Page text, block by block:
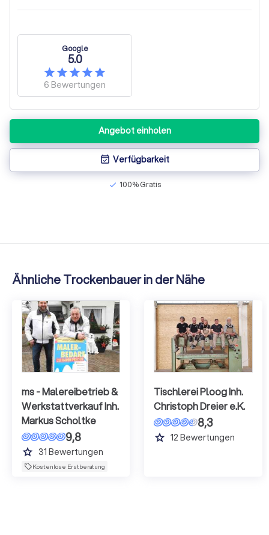
Google
5.0
6 Bewertungen
Angebot einholen
event_available Verfügbarkeit
check 100% Gratis
Ähnliche Trockenbauer in der Nähe
ms - Malereibetrieb &
Werkstattverkauf Inh.
Markus Scholtke
9,8
grade 31 Bewertungen
Kostenlose Erstberatung
Tischlerei Ploog Inh.
Christoph Dreier e.K.
8,3
grade 12 Bewertungen